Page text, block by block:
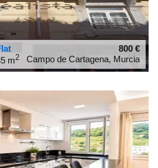
800 €
m2
Campo de Cartagena, Murcia
37.6024
-0.982238